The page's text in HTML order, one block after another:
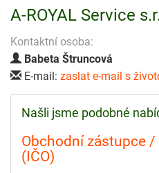
A-ROYAL Service
Kontaktní osoba:
Babeta Štruncová
E-mail: zaslat e-mail s
Našli jsme podobné
Obchodní zástupce /
(IČO)